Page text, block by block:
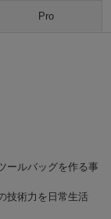
Pro
ールバッグを作る事
技術力を日常生活